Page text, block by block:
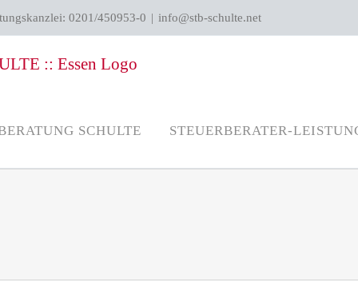
0201/450953-0 | info@stb-schulte.net
SCHULTE STEUERBERATER-